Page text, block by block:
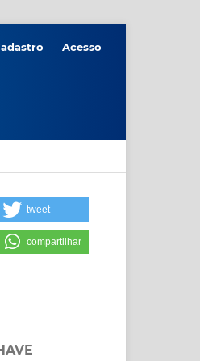
Acesso
tweet
compartilhar